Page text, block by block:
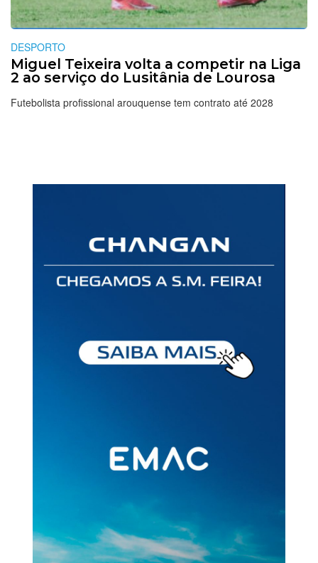
DESPORTO
Miguel Teixeira volta a competir na Liga
2 ao serviço do Lusitânia de Lourosa
Futebolista profissional arouquense tem contrato até 2028